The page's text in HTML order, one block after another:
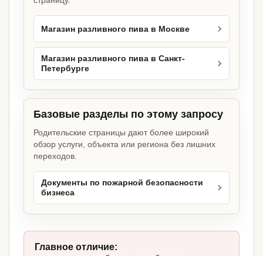
Магазин разливного пива в Москве
Магазин разливного пива в Санкт-
Петербурге
Базовые разделы по этому запросу
Родительские страницы дают более широкий
обзор услуги, объекта или региона без лишних
переходов.
Документы по пожарной безопасности
бизнеса
Главное отличие: